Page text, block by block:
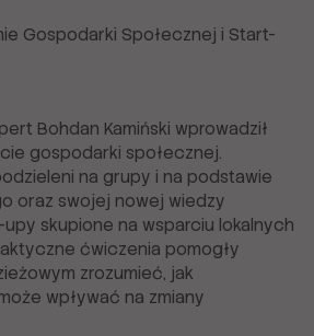
Gospodarki Społecznej i Start-
Bohdan Kamiński wprowadził
gospodarki społecznej.
na grupy i na podstawie
oraz swojej nowej wiedzy
skupione na wsparciu lokalnych
ćwiczenia pomogły
zrozumieć, jak
wpływać na zmiany